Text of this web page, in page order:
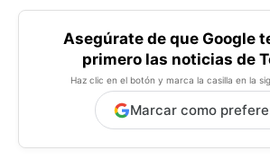
Asegúrate de que Google
primero las noticias de
Haz clic en el botón y marca la casilla en la
Marcar como